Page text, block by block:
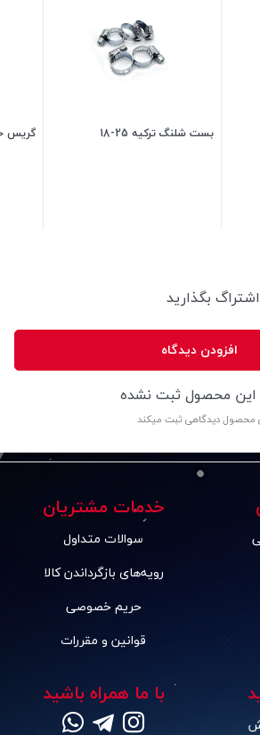
بست شلنگ ترکیه 25-18 گریس
بگذارید
افزودن دیدگاه
این محصول ثبت نشده
محصول دیدگاهی ثبت میکند
خدمات مشتریان
سوالات متداول
رویه‌های بازگرداندن کالا
حریم خصوصی
قوانین و مقررات
با ما همراه باشید